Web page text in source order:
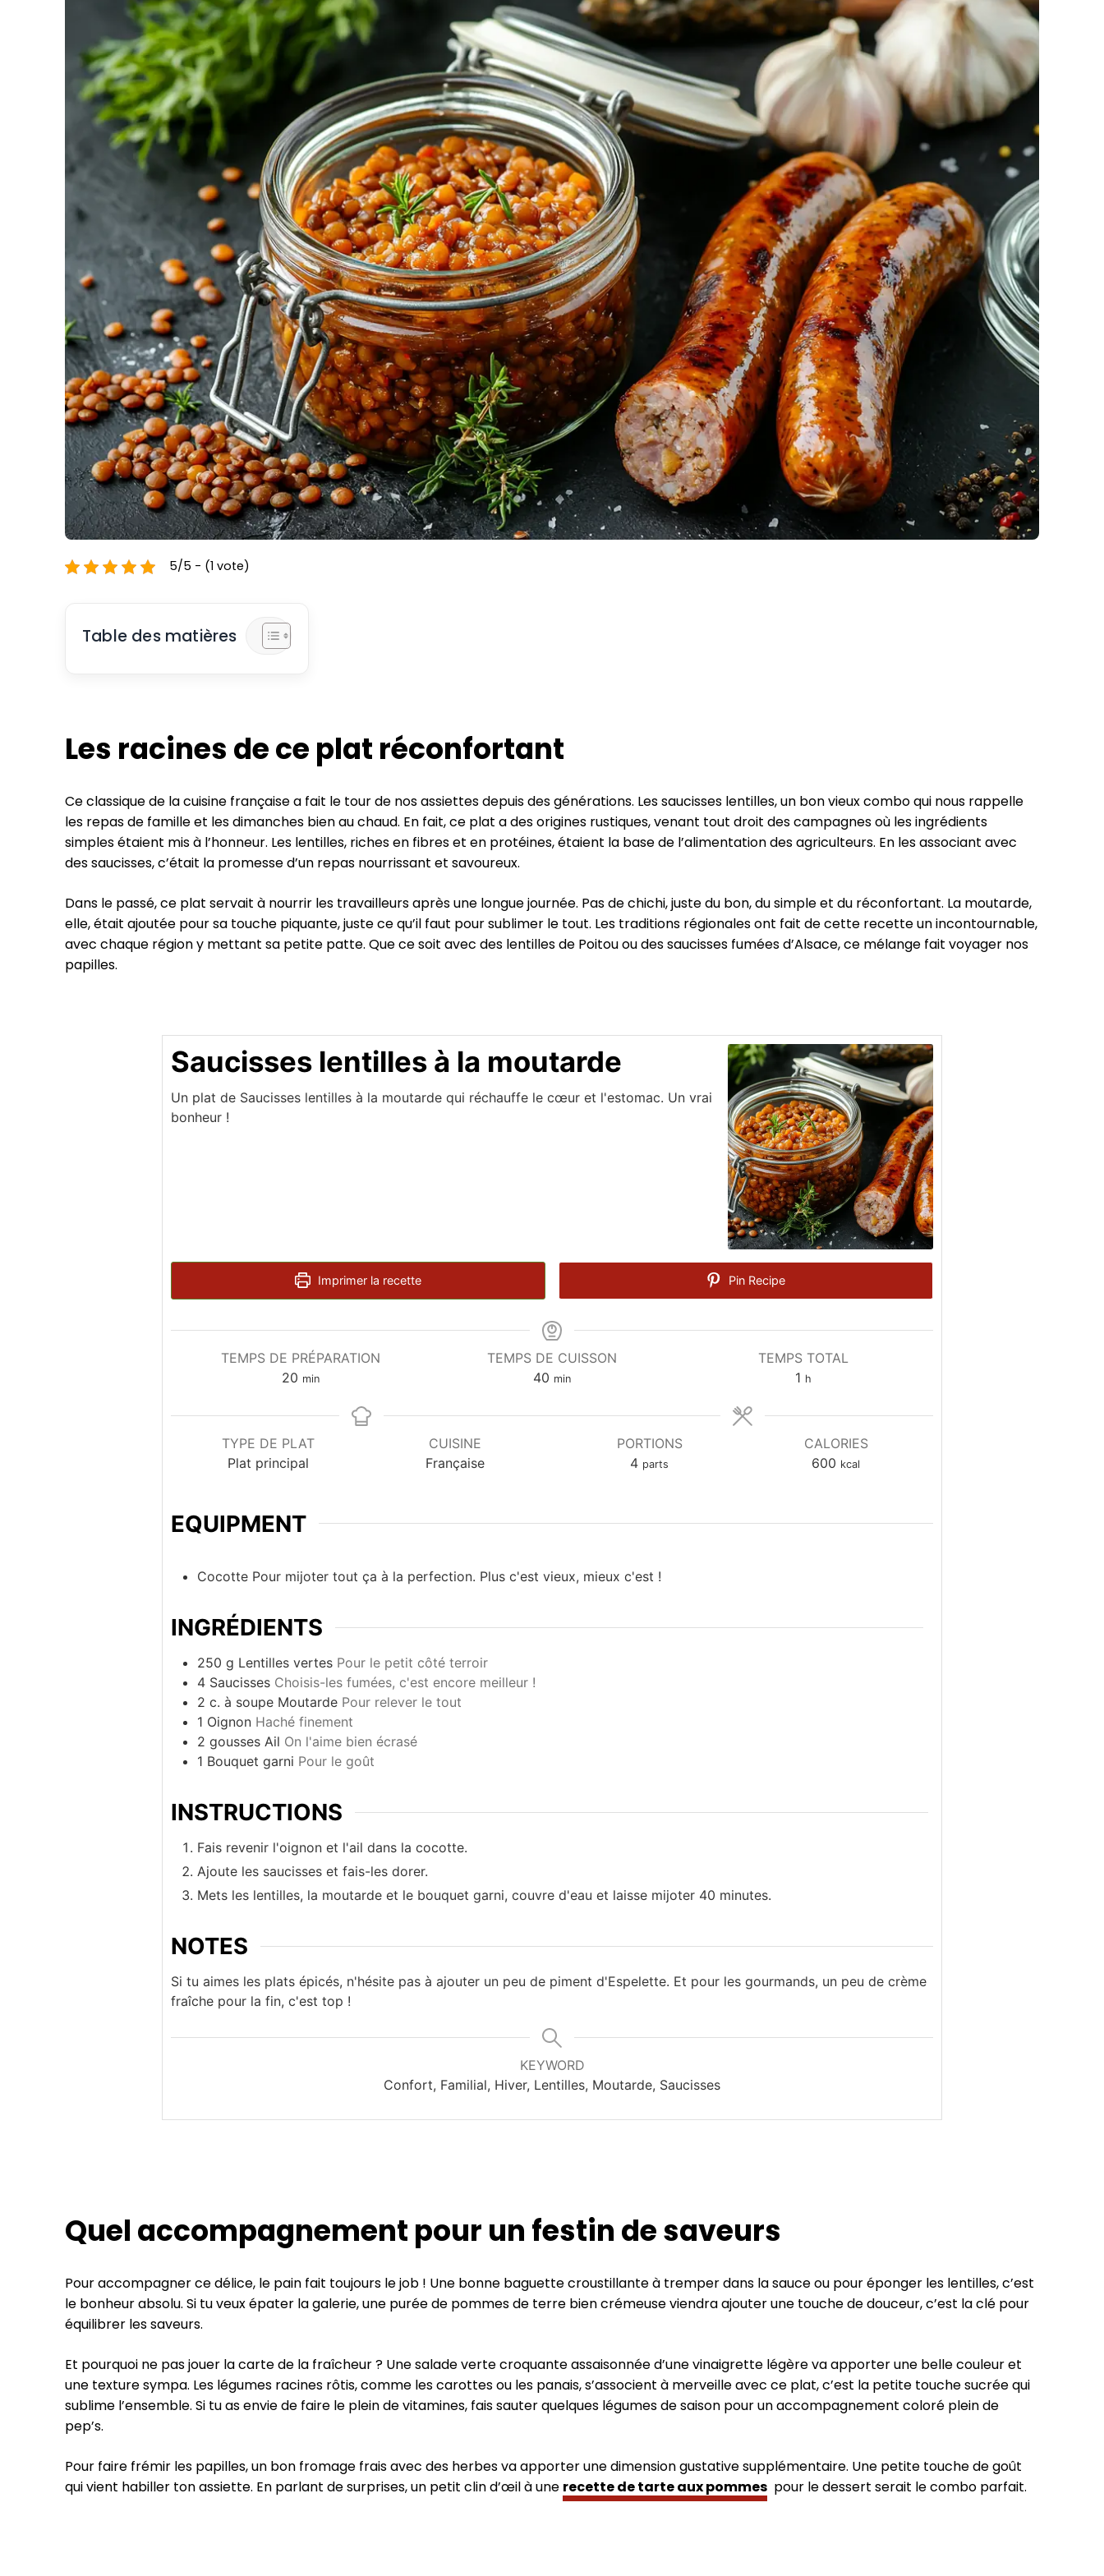
5/5 - (1 vote)
Table des matières
Les racines de ce plat réconfortant
Ce classique de la cuisine française a fait le tour de nos assiettes depuis des générations. Les saucisses lentilles, un bon vieux combo qui nous rappelle
les repas de famille et les dimanches bien au chaud. En fait, ce plat a des origines rustiques, venant tout droit des campagnes où les ingrédients
simples étaient mis à l’honneur. Les lentilles, riches en fibres et en protéines, étaient la base de l’alimentation des agriculteurs. En les associant avec
des saucisses, c’était la promesse d’un repas nourrissant et savoureux.
Dans le passé, ce plat servait à nourrir les travailleurs après une longue journée. Pas de chichi, juste du bon, du simple et du réconfortant. La moutarde,
elle, était ajoutée pour sa touche piquante, juste ce qu’il faut pour sublimer le tout. Les traditions régionales ont fait de cette recette un incontournable,
avec chaque région y mettant sa petite patte. Que ce soit avec des lentilles de Poitou ou des saucisses fumées d’Alsace, ce mélange fait voyager nos
papilles.
Saucisses lentilles à la moutarde
Un plat de Saucisses lentilles à la moutarde qui réchauffe le cœur et l'estomac. Un vrai
bonheur !
Imprimer la recette Pin Recipe
TEMPS DE PRÉPARATION
20 minutes
min
TEMPS DE CUISSON
40 minutes
min
TEMPS TOTAL
1 heure
h
TYPE DE PLAT
Plat principal
CUISINE
Française
PORTIONS
4 parts
CALORIES
600 kcal
EQUIPMENT
Cocotte Pour mijoter tout ça à la perfection. Plus c'est vieux, mieux c'est !
INGRÉDIENTS
250 g Lentilles vertes Pour le petit côté terroir
4 Saucisses Choisis-les fumées, c'est encore meilleur !
2 c. à soupe Moutarde Pour relever le tout
1 Oignon Haché finement
2 gousses Ail On l'aime bien écrasé
1 Bouquet garni Pour le goût
INSTRUCTIONS
Fais revenir l'oignon et l'ail dans la cocotte.
Ajoute les saucisses et fais-les dorer.
Mets les lentilles, la moutarde et le bouquet garni, couvre d'eau et laisse mijoter 40 minutes.
NOTES
Si tu aimes les plats épicés, n'hésite pas à ajouter un peu de piment d'Espelette. Et pour les gourmands, un peu de crème
fraîche pour la fin, c'est top !
KEYWORD
Confort, Familial, Hiver, Lentilles, Moutarde, Saucisses
Quel accompagnement pour un festin de saveurs
Pour accompagner ce délice, le pain fait toujours le job ! Une bonne baguette croustillante à tremper dans la sauce ou pour éponger les lentilles, c’est
le bonheur absolu. Si tu veux épater la galerie, une purée de pommes de terre bien crémeuse viendra ajouter une touche de douceur, c’est la clé pour
équilibrer les saveurs.
Et pourquoi ne pas jouer la carte de la fraîcheur ? Une salade verte croquante assaisonnée d’une vinaigrette légère va apporter une belle couleur et
une texture sympa. Les légumes racines rôtis, comme les carottes ou les panais, s’associent à merveille avec ce plat, c’est la petite touche sucrée qui
sublime l’ensemble. Si tu as envie de faire le plein de vitamines, fais sauter quelques légumes de saison pour un accompagnement coloré plein de
pep’s.
Pour faire frémir les papilles, un bon fromage frais avec des herbes va apporter une dimension gustative supplémentaire. Une petite touche de goût
qui vient habiller ton assiette. En parlant de surprises, un petit clin d’œil à une recette de tarte aux pommes pour le dessert serait le combo parfait.